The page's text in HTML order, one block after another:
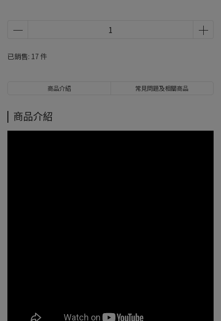
已銷售: 17 件
商品介紹 常見問題及相關商品
商品介紹